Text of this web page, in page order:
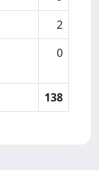
2
0
138